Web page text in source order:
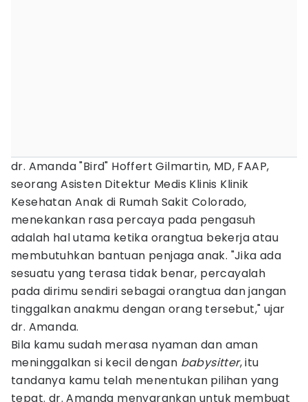
dr. Amanda "Bird" Hoffert Gilmartin, MD, FAAP,
seorang Asisten Ditektur Medis Klinis Klinik
Kesehatan Anak di Rumah Sakit Colorado,
menekankan rasa percaya pada pengasuh
adalah hal utama ketika orangtua bekerja atau
membutuhkan bantuan penjaga anak. "Jika ada
sesuatu yang terasa tidak benar, percayalah
pada dirimu sendiri sebagai orangtua dan jangan
tinggalkan anakmu dengan orang tersebut," ujar
dr. Amanda.
Bila kamu sudah merasa nyaman dan aman
meninggalkan si kecil dengan babysitter, itu
tandanya kamu telah menentukan pilihan yang
tepat. dr. Amanda menyarankan untuk membuat